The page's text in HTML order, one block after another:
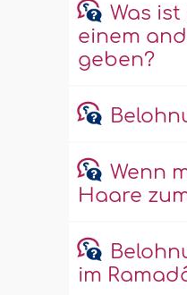
Was
einem
geben?
Wenn
Haare
im